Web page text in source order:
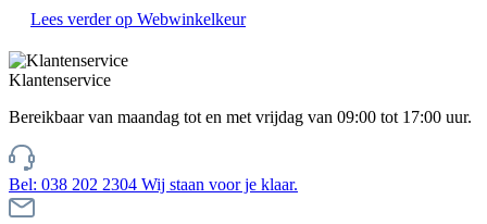
Lees verder op Webwinkelkeur
Klantenservice
Bereikbaar van maandag tot en met vrijdag van 09:00 tot 17:00 uur.
Bel: 038 202 2304 Wij staan voor je klaar.